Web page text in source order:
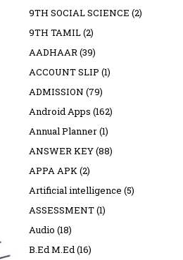
9TH SOCIAL SCIENCE (2)
9TH TAMIL(2)
AADHAAR(39)
ACCOUNT SLIP (1)
ADMISSION (79)
Android Apps (162)
Annual Planner(1)
ANSWER KEY(88)
APPA APK(2)
Artificial intelligence (5)
ASSESSMENT(1)
Audio (18)
B.Ed M.Ed(16)